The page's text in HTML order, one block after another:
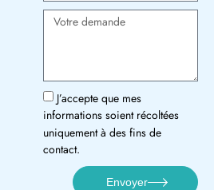
J’accepte que mes
informations soient récoltées
uniquement à des fins de
contact.
Envoyer